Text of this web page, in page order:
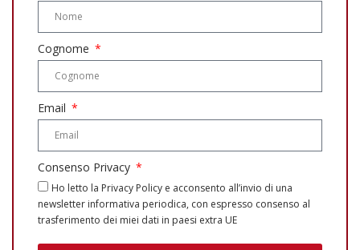
Cognome
Email
Consenso Privacy
Ho letto la Privacy Policy e acconsento all’invio di una
newsletter informativa periodica, con espresso consenso al
trasferimento dei miei dati in paesi extra UE